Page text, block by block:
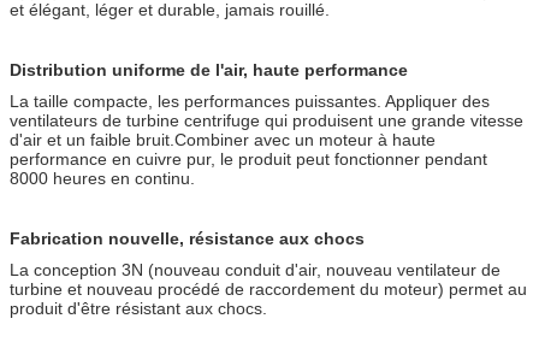
et élégant, léger et durable, jamais rouillé.
Distribution uniforme de l'air, haute performance
La taille compacte, les performances puissantes. Appliquer des
ventilateurs de turbine centrifuge qui produisent une grande vitesse
d'air et un faible bruit.Combiner avec un moteur à haute
performance en cuivre pur, le produit peut fonctionner pendant
8000 heures en continu.
Fabrication nouvelle, résistance aux chocs
La conception 3N (nouveau conduit d'air, nouveau ventilateur de
turbine et nouveau procédé de raccordement du moteur) permet au
produit d'être résistant aux chocs.